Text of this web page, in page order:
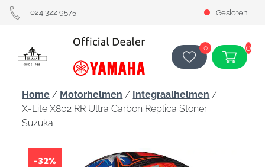
024 322 9575 Gesloten
0 0
Home / Motorhelmen / Integraalhelmen /
X-Lite X802 RR Ultra Carbon Replica Stoner
Suzuka
-32%